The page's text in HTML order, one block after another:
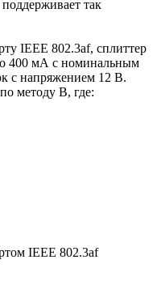
так
IEEE 802.3af, сплиттер
400 мА с номинальным
с напряжением 12 В.
методу B, где:
IEEE 802.3af